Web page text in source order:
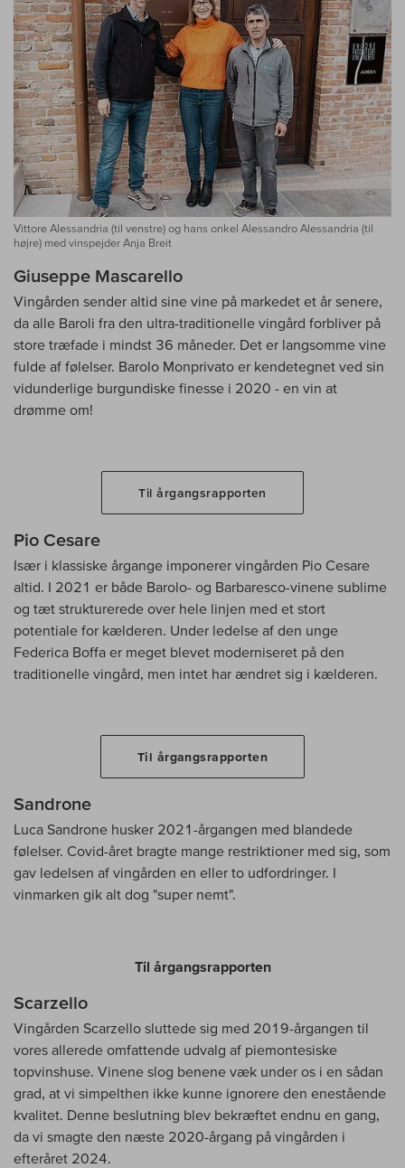
Vittore Alessandria (til venstre) og hans onkel Alessandro Alessandria (til
højre) med vinspejder Anja Breit
Giuseppe Mascarello
Vingården sender altid sine vine på markedet et år senere,
da alle Baroli fra den ultra-traditionelle vingård forbliver på
store træfade i mindst 36 måneder. Det er langsomme vine
fulde af følelser. Barolo Monprivato er kendetegnet ved sin
vidunderlige burgundiske finesse i 2020 - en vin at
drømme om!
Til årgangsrapporten
Pio Cesare
Især i klassiske årgange imponerer vingården Pio Cesare
altid. I 2021 er både Barolo- og Barbaresco-vinene sublime
og tæt strukturerede over hele linjen med et stort
potentiale for kælderen. Under ledelse af den unge
Federica Boffa er meget blevet moderniseret på den
traditionelle vingård, men intet har ændret sig i kælderen.
Til årgangsrapporten
Sandrone
Luca Sandrone husker 2021-årgangen med blandede
følelser. Covid-året bragte mange restriktioner med sig, som
gav ledelsen af vingården en eller to udfordringer. I
vinmarken gik alt dog "super nemt".
Til årgangsrapporten
Scarzello
Vingården Scarzello sluttede sig med 2019-årgangen til
vores allerede omfattende udvalg af piemontesiske
topvinshuse. Vinene slog benene væk under os i en sådan
grad, at vi simpelthen ikke kunne ignorere den enestående
kvalitet. Denne beslutning blev bekræftet endnu en gang,
da vi smagte den næste 2020-årgang på vingården i
efteråret 2024.